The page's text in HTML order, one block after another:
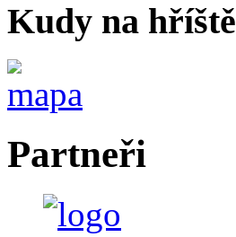
Kudy na hříště
Partneři